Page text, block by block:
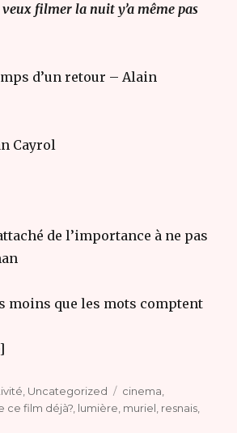
veux filmer la nuit y’a même pas
d’un retour – Alain
Cayrol
de l’importance à ne pas
moins que les mots comptent
, Uncategorized Étiquettes
cinema,
ce film déjà?, lumière, muriel, resnais,